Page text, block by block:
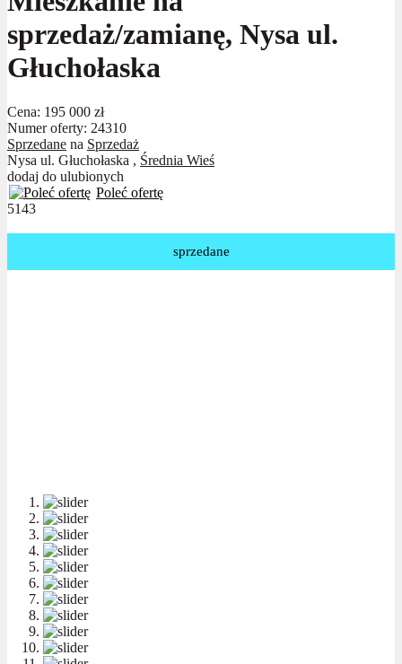
sprzedaż/zamianę, Nysa ul.
Głuchołaska
Cena: 195 000 zł
Numer oferty: 24310
Sprzedane na Sprzedaż
Nysa ul. Głuchołaska , Średnia Wieś
dodaj do ulubionych
Poleć ofertę
5143
sprzedane